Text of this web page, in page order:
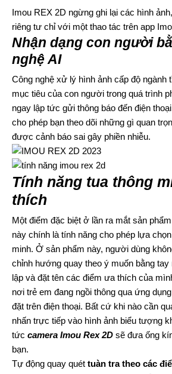
Imou REX 2D ngừng ghi lại các hình
riêng tư chỉ với một thao tác trên app
Nhận dạng con người
nghệ AI
Công nghệ xử lý hình ảnh cấp độ ngành
mục tiêu của con người trong quá trình
ngay lập tức gửi thông báo đến điện
cho phép bạn theo dõi những gì quan
được cảnh báo sai gây phiền nhiễu.
Tính năng tua thông
thích
Một điểm đặc biệt ở lần ra mắt sản
này chính là tính năng cho phép lựa
minh. Ở sản phẩm này, người dùng
chỉnh hướng quay theo ý muốn bằng tay
lập và đặt tên các điểm ưa thích của
nơi trẻ em đang ngồi thông qua ứng
đặt trên điện thoại. Bất cứ khi nào cần
nhấn trực tiếp vào hình ảnh biểu tượng
tức camera Imou Rex 2D sẽ đưa ống
bạn.
Tự động quay quét tuàn tra theo các